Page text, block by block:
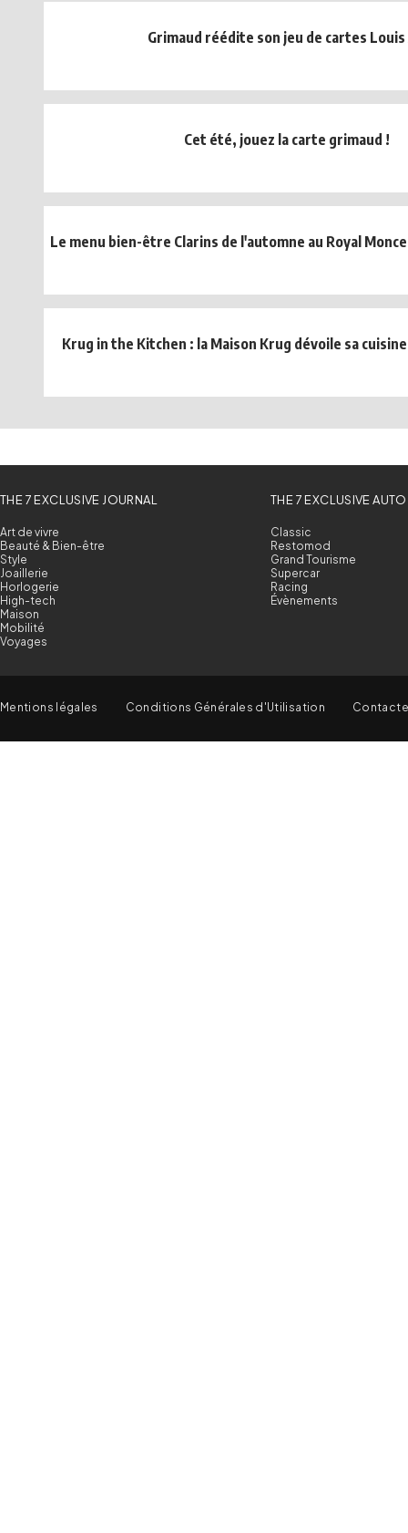
Grimaud réédite son jeu de cartes Louis
Cet été, jouez la carte grimaud !
Le menu bien-être Clarins de l'automne au Royal
Krug in the Kitchen : la Maison Krug dévoile sa
THE 7 EXCLUSIVE JOURNAL
Art de vivre
Beauté & Bien-être
Style
Joaillerie
Horlogerie
High-tech
Maison
Mobilité
Voyages
THE 7 EXCLUSIVE AUTO
Classic
Restomod
Grand Tourisme
Supercar
Racing
Évènements
Mentions légales Conditions Générales d'Utilisation